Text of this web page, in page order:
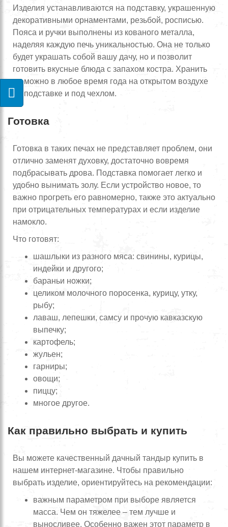
Изделия устанавливаются на подставку, украшенную
декоративными орнаментами, резьбой, росписью.
Пояса и ручки выполнены из кованого металла,
наделяя каждую печь уникальностью. Она не только
будет украшать собой вашу дачу, но и позволит
готовить вкусные блюда с запахом костра. Хранить
ее можно в любое время года на открытом воздухе
на подставке и под чехлом.
Готовка
Готовка в таких печах не представляет проблем, они
отлично заменят духовку, достаточно вовремя
подбрасывать дрова. Подставка помогает легко и
удобно вынимать золу. Если устройство новое, то
важно прогреть его равномерно, также это актуально
при отрицательных температурах и если изделие
намокло.
Что готовят:
шашлыки из разного мяса: свинины, курицы,
индейки и другого;
бараньи ножки;
целиком молочного поросенка, курицу, утку,
рыбу;
лаваш, лепешки, самсу и прочую кавказскую
выпечку;
картофель;
жульен;
гарниры;
овощи;
пиццу;
многое другое.
Как правильно выбрать и купить
Вы можете качественный дачный тандыр купить в
нашем интернет-магазине. Чтобы правильно
выбрать изделие, ориентируйтесь на рекомендации:
важным параметром при выборе является
масса. Чем он тяжелее – тем лучше и
выносливее. Особенно важен этот параметр в